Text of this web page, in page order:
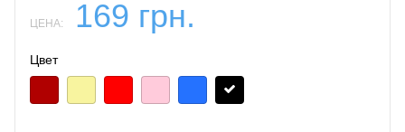
ЦЕНА: 169 грн.
Цвет